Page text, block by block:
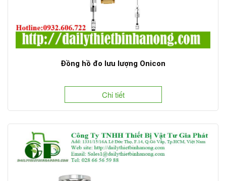
Đồng hồ đo lưu lượng Onicon
Chi tiết